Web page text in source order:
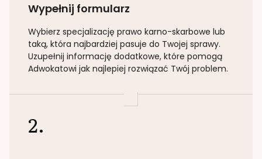
Wypełnij formularz
Wybierz specjalizację prawo karno-skarbowe lub
taką, która najbardziej pasuje do Twojej sprawy.
Uzupełnij informację dodatkowe, które pomogą
Adwokatowi jak najlepiej rozwiązać Twój problem.
2.